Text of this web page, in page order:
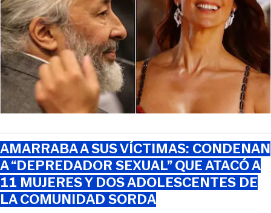
AMARRABA A SUS VÍCTIMAS: CONDENAN
A “DEPREDADOR SEXUAL” QUE ATACÓ A
11 MUJERES Y DOS ADOLESCENTES DE
LA COMUNIDAD SORDA